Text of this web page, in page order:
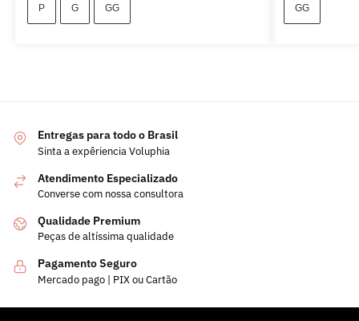
P G GG GG
Entregas para todo o Brasil
Sinta a expêriencia Voluphia
Atendimento Especializado
Converse com nossa consultora
Qualidade Premium
Peças de altíssima qualidade
Pagamento Seguro
Mercado pago | PIX ou Cartão